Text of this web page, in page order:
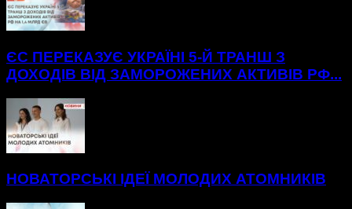
ЄС ПЕРЕКАЗУЄ УКРАЇНІ 5-Й ТРАНШ З
ДОХОДІВ ВІД ЗАМОРОЖЕНИХ АКТИВІВ РФ...
НОВАТОРСЬКІ ІДЕЇ МОЛОДИХ АТОМНИКІВ